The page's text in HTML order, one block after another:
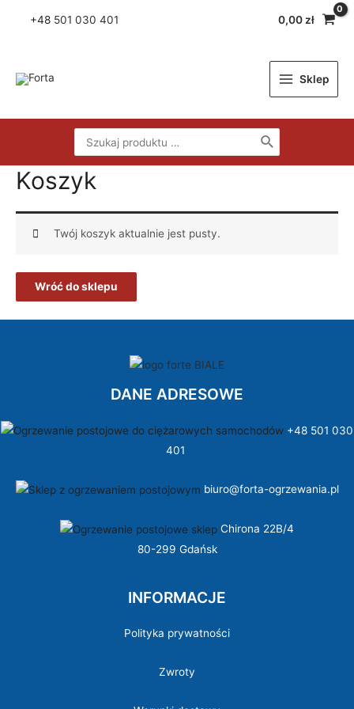
+48 501 030 401 0,00 zł
Menu
Sklep
for:
Koszyk
Twój koszyk aktualnie jest pusty.
Wróć do sklepu
DANE ADRESOWE
+48 501 030
401
biuro@forta-ogrzewania.pl
Chirona 22B/4
80-299 Gdańsk
INFORMACJE
Polityka prywatności
Zwroty